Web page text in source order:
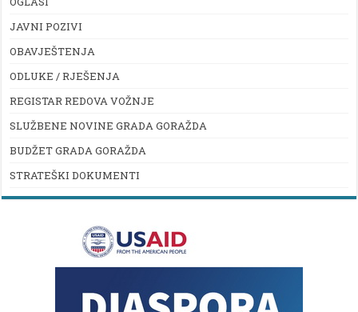
JAVNI POZIVI
OBAVJEŠTENJA
ODLUKE / RJEŠENJA
REGISTAR REDOVA VOŽNJE
SLUŽBENE NOVINE GRADA GORAŽDA
BUDŽET GRADA GORAŽDA
STRATEŠKI DOKUMENTI